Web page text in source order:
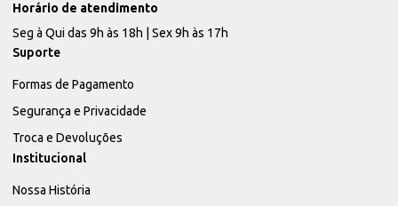
Horário de atendimento
Seg à Qui das 9h às 18h | Sex 9h às 17h
Suporte
Formas de Pagamento
Segurança e Privacidade
Troca e Devoluções
Institucional
Nossa História